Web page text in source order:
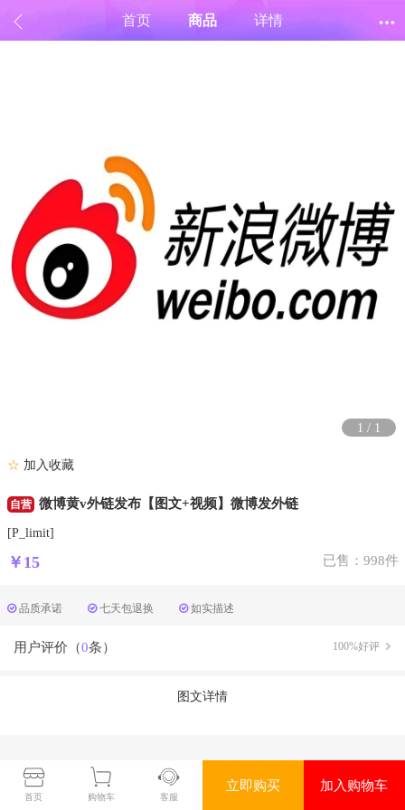
首页 商品 详情
首页 购物车 客服
立即购买 加入购物车
1 / 1
☆ 加入收藏
自营 微博黄v外链发布【图文+视频】微博发外链
[P_limit]
￥15 已售：998件
品质承诺 七天包退换 如实描述
用户评价（0条） 100%好评
图文详情